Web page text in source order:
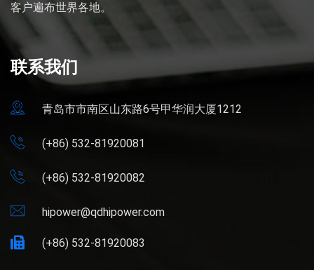
客户遍布世界各地。
联系我们
青岛市市南区山东路6号甲华润大厦1212
(+86) 532-81920081
(+86) 532-81920082
hipower@qdhipower.com
(+86) 532-81920083